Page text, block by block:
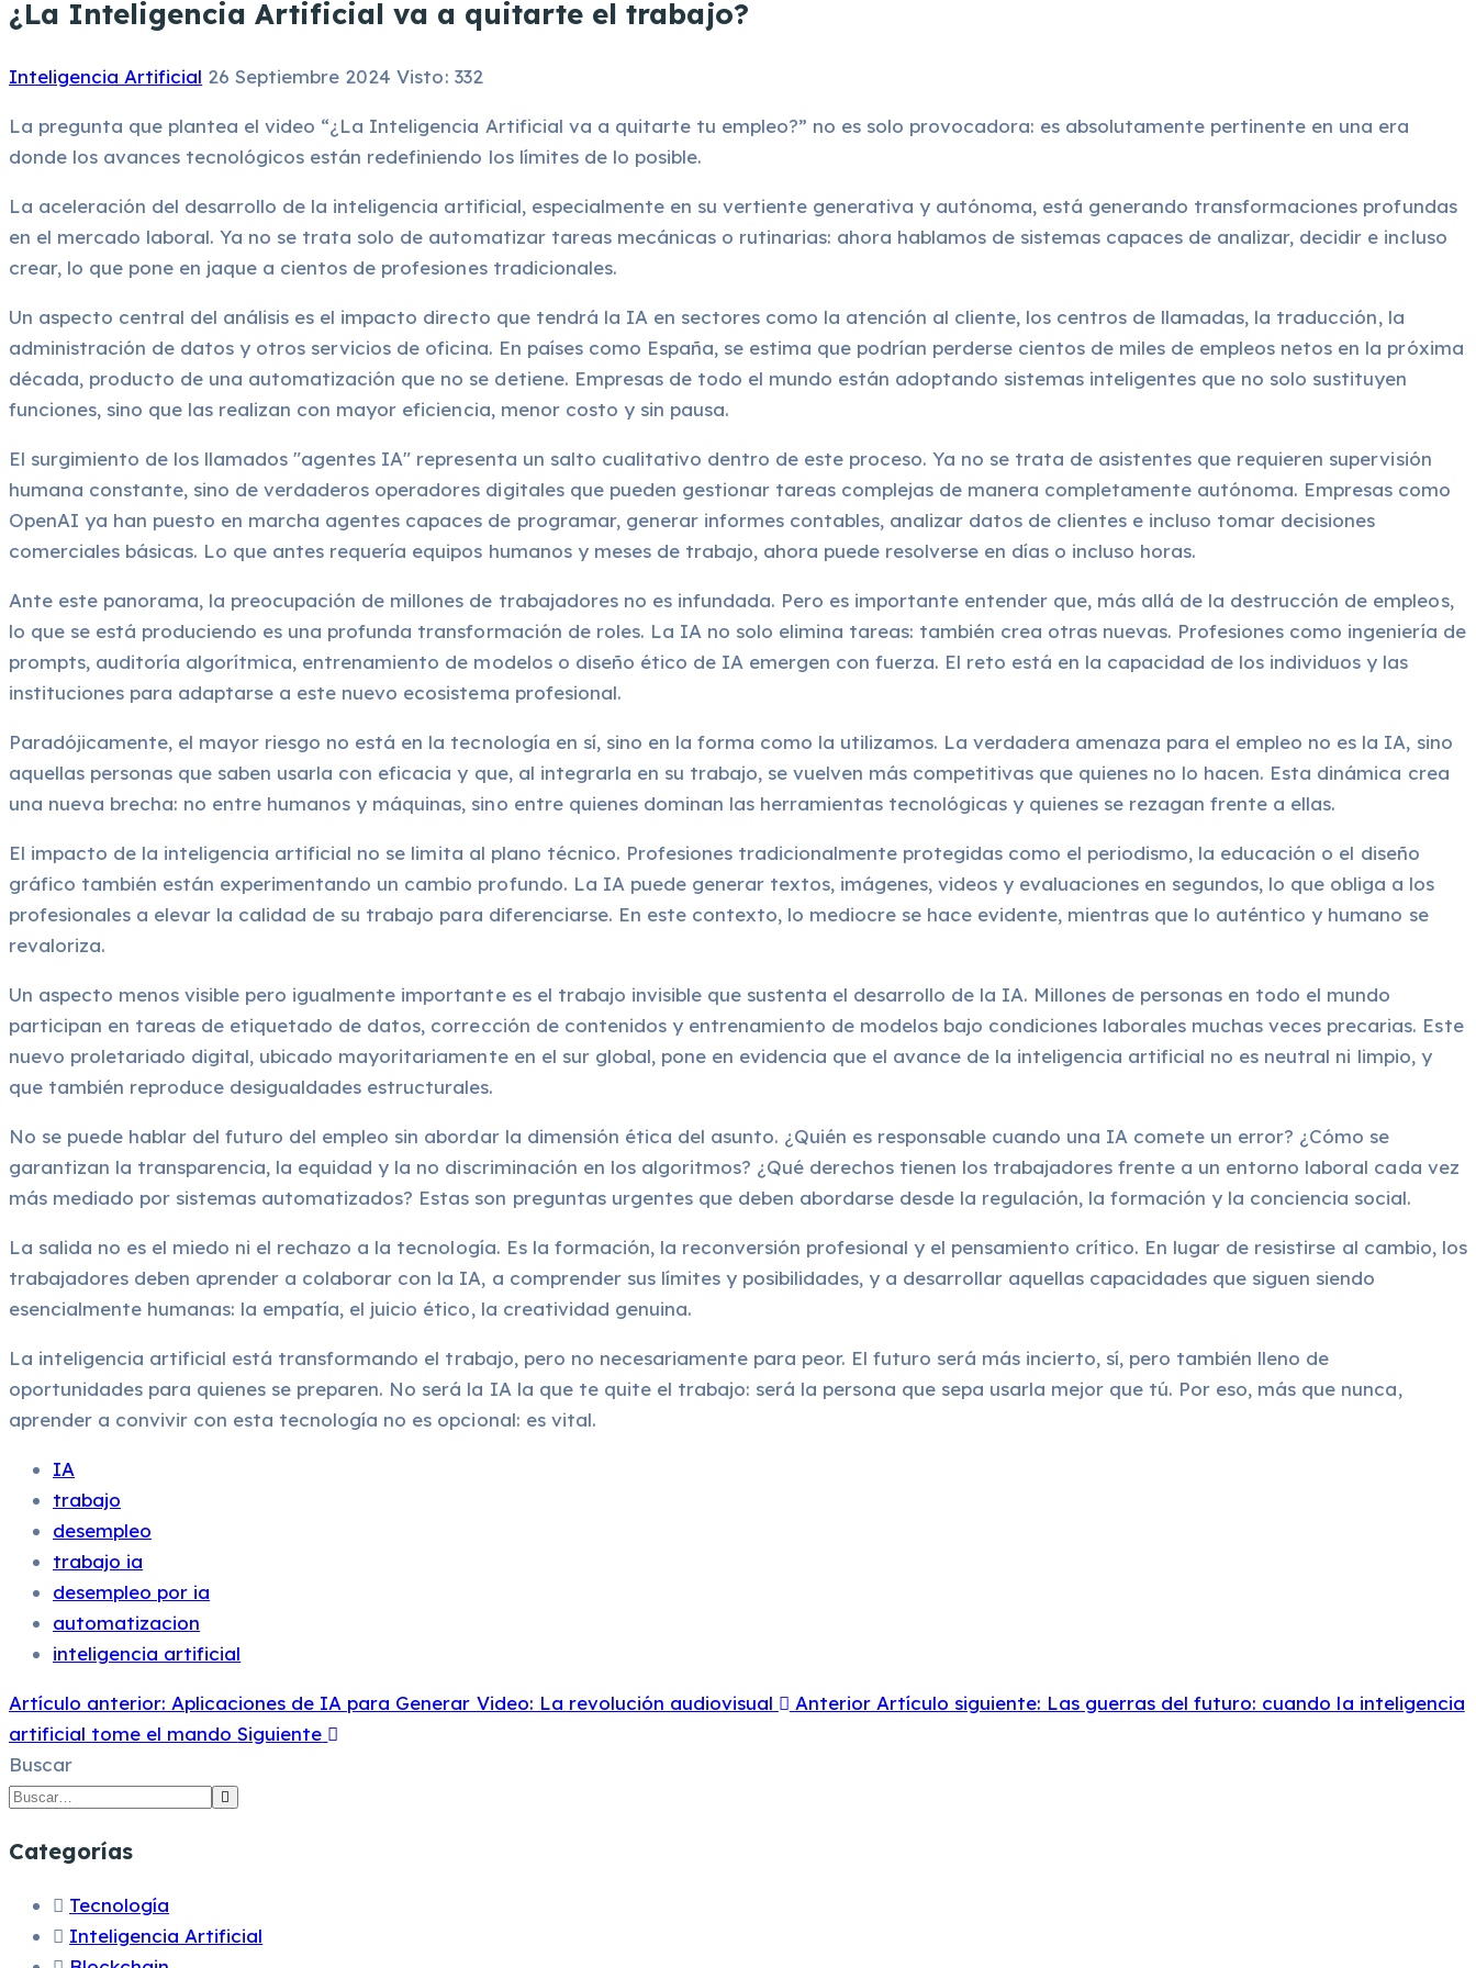
¿La Inteligencia Artificial va a quitarte el trabajo?
Inteligencia Artificial 26 Septiembre 2024Visto: 332
La pregunta que plantea el video “¿La Inteligencia Artificial va a quitarte tu empleo?” no es solo provocadora: es absolutamente pertinente en una era
donde los avances tecnológicos están redefiniendo los límites de lo posible.
La aceleración del desarrollo de la inteligencia artificial, especialmente en su vertiente generativa y autónoma, está generando transformaciones profundas
en el mercado laboral. Ya no se trata solo de automatizar tareas mecánicas o rutinarias: ahora hablamos de sistemas capaces de analizar, decidir e incluso
crear, lo que pone en jaque a cientos de profesiones tradicionales.
Un aspecto central del análisis es el impacto directo que tendrá la IA en sectores como la atención al cliente, los centros de llamadas, la traducción, la
administración de datos y otros servicios de oficina. En países como España, se estima que podrían perderse cientos de miles de empleos netos en la próxima
década, producto de una automatización que no se detiene. Empresas de todo el mundo están adoptando sistemas inteligentes que no solo sustituyen
funciones, sino que las realizan con mayor eficiencia, menor costo y sin pausa.
El surgimiento de los llamados "agentes IA" representa un salto cualitativo dentro de este proceso. Ya no se trata de asistentes que requieren supervisión
humana constante, sino de verdaderos operadores digitales que pueden gestionar tareas complejas de manera completamente autónoma. Empresas como
OpenAI ya han puesto en marcha agentes capaces de programar, generar informes contables, analizar datos de clientes e incluso tomar decisiones
comerciales básicas. Lo que antes requería equipos humanos y meses de trabajo, ahora puede resolverse en días o incluso horas.
Ante este panorama, la preocupación de millones de trabajadores no es infundada. Pero es importante entender que, más allá de la destrucción de empleos,
lo que se está produciendo es una profunda transformación de roles. La IA no solo elimina tareas: también crea otras nuevas. Profesiones como ingeniería de
prompts, auditoría algorítmica, entrenamiento de modelos o diseño ético de IA emergen con fuerza. El reto está en la capacidad de los individuos y las
instituciones para adaptarse a este nuevo ecosistema profesional.
Paradójicamente, el mayor riesgo no está en la tecnología en sí, sino en la forma como la utilizamos. La verdadera amenaza para el empleo no es la IA, sino
aquellas personas que saben usarla con eficacia y que, al integrarla en su trabajo, se vuelven más competitivas que quienes no lo hacen. Esta dinámica crea
una nueva brecha: no entre humanos y máquinas, sino entre quienes dominan las herramientas tecnológicas y quienes se rezagan frente a ellas.
El impacto de la inteligencia artificial no se limita al plano técnico. Profesiones tradicionalmente protegidas como el periodismo, la educación o el diseño
gráfico también están experimentando un cambio profundo. La IA puede generar textos, imágenes, videos y evaluaciones en segundos, lo que obliga a los
profesionales a elevar la calidad de su trabajo para diferenciarse. En este contexto, lo mediocre se hace evidente, mientras que lo auténtico y humano se
revaloriza.
Un aspecto menos visible pero igualmente importante es el trabajo invisible que sustenta el desarrollo de la IA. Millones de personas en todo el mundo
participan en tareas de etiquetado de datos, corrección de contenidos y entrenamiento de modelos bajo condiciones laborales muchas veces precarias. Este
nuevo proletariado digital, ubicado mayoritariamente en el sur global, pone en evidencia que el avance de la inteligencia artificial no es neutral ni limpio, y
que también reproduce desigualdades estructurales.
No se puede hablar del futuro del empleo sin abordar la dimensión ética del asunto. ¿Quién es responsable cuando una IA comete un error? ¿Cómo se
garantizan la transparencia, la equidad y la no discriminación en los algoritmos? ¿Qué derechos tienen los trabajadores frente a un entorno laboral cada vez
más mediado por sistemas automatizados? Estas son preguntas urgentes que deben abordarse desde la regulación, la formación y la conciencia social.
La salida no es el miedo ni el rechazo a la tecnología. Es la formación, la reconversión profesional y el pensamiento crítico. En lugar de resistirse al cambio, los
trabajadores deben aprender a colaborar con la IA, a comprender sus límites y posibilidades, y a desarrollar aquellas capacidades que siguen siendo
esencialmente humanas: la empatía, el juicio ético, la creatividad genuina.
La inteligencia artificial está transformando el trabajo, pero no necesariamente para peor. El futuro será más incierto, sí, pero también lleno de
oportunidades para quienes se preparen. No será la IA la que te quite el trabajo: será la persona que sepa usarla mejor que tú. Por eso, más que nunca,
aprender a convivir con esta tecnología no es opcional: es vital.
IA
trabajo
desempleo
trabajo ia
desempleo por ia
automatizacion
inteligencia artificial
Artículo anterior: Aplicaciones de IA para Generar Video: La revolución audiovisual Anterior Artículo siguiente: Las guerras del futuro: cuando la inteligencia
artificial tome el mandoSiguiente
Buscar
Categorías
Tecnología
Inteligencia Artificial